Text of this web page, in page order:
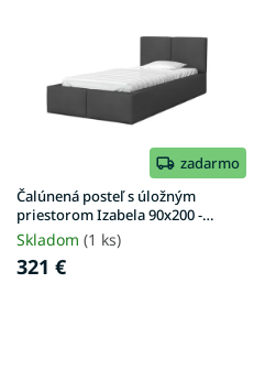
zadarmo
Čalúnená posteľ s úložným
priestorom Izabela 90x200 -
grafit
Skladom (1 ks)
321 €